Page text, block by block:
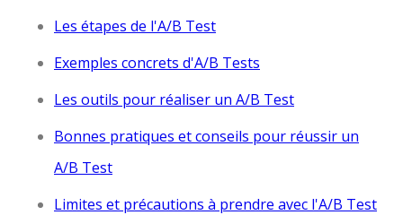
Les étapes de l'A/B Test
Exemples concrets d'A/B Tests
Les outils pour réaliser un A/B Test
Bonnes pratiques et conseils pour réussir un
A/B Test
Limites et précautions à prendre avec l'A/B Test